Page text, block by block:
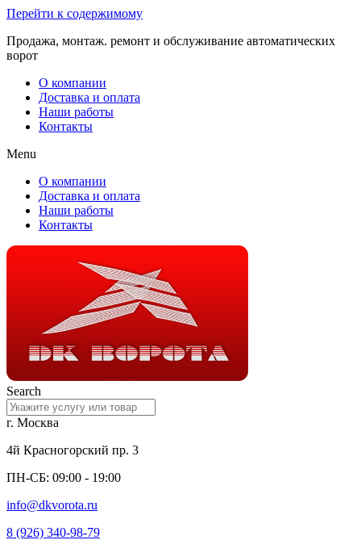
Перейти к содержимому
Продажа, монтаж. ремонт и обслуживание автоматических
ворот
О компании
Доставка и оплата
Наши работы
Контакты
Menu
О компании
Доставка и оплата
Наши работы
Контакты
Search
г. Москва
4й Красногорский пр. 3
ПН-СБ: 09:00 - 19:00
info@dkvorota.ru
8 (926) 340-98-79